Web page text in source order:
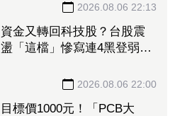
2026.08.06 22:13
資金又轉回科技股？台股震
盪「這檔」慘寫連4黑登弱勢
2026.08.06 22:00
目標價1000元！「PCB大